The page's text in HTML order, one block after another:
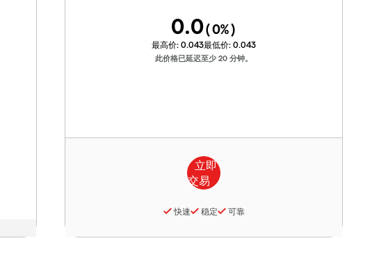
0.0(0%)
最高价: 0.043最低价: 0.043
此价格已延迟至少 20 分钟。
快速 稳定 可靠